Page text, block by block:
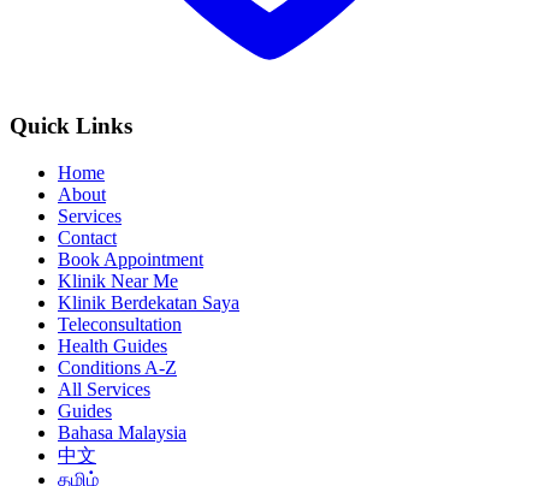
Quick Links
Home
About
Services
Contact
Book Appointment
Klinik Near Me
Klinik Berdekatan Saya
Teleconsultation
Health Guides
Conditions A-Z
All Services
Guides
Bahasa Malaysia
中文
தமிழ்